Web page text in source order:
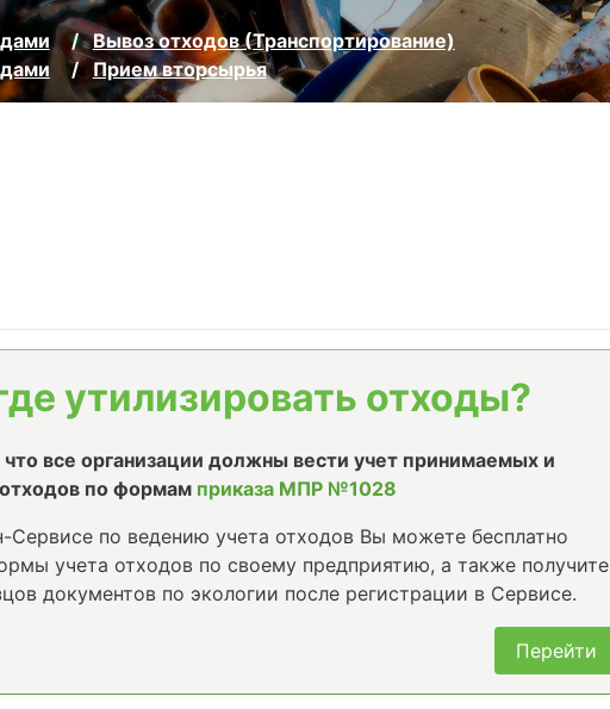
Вывоз отходов (Транспортирование)
Прием вторсырья
утилизировать отходы?
все организации должны вести учет принимаемых и
по формам приказа МПР №1028
по ведению учета отходов Вы можете бесплатно
учета отходов по своему предприятию, а также получите
документов по экологии после регистрации в Сервисе.
Перейти